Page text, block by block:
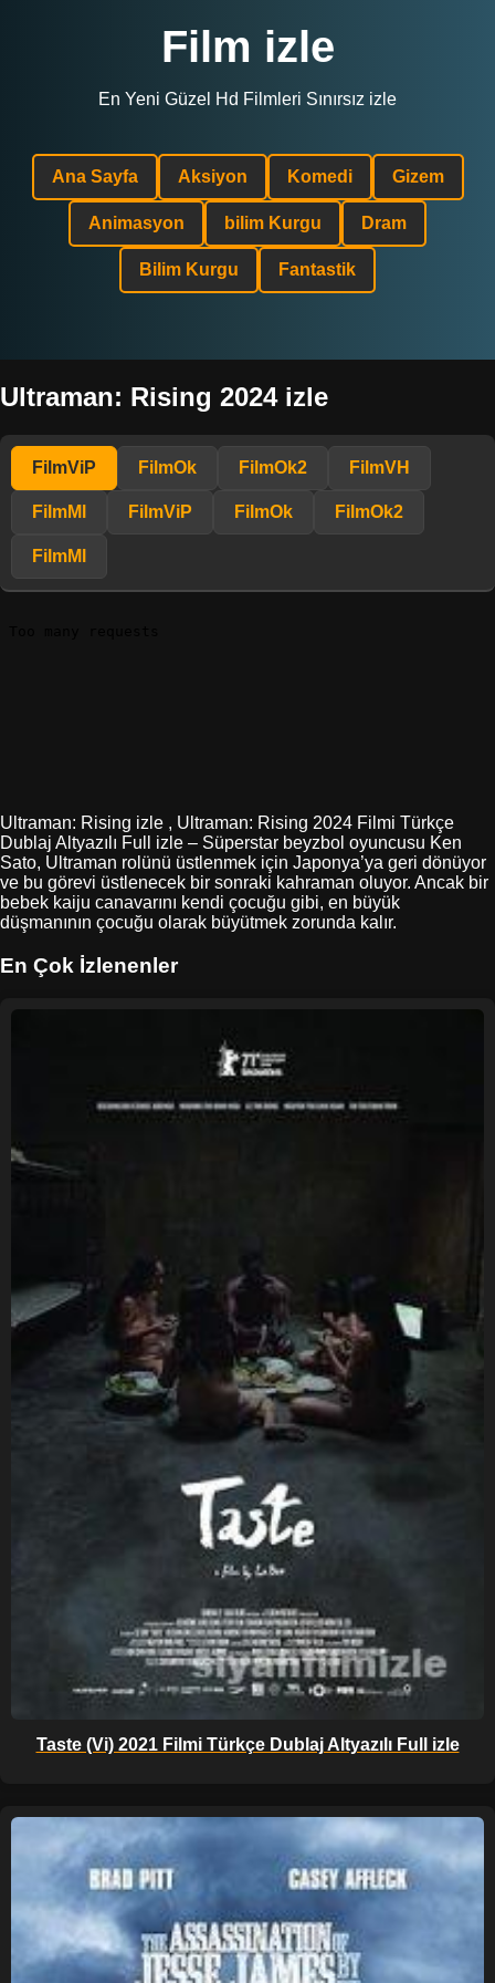
Film izle
En Yeni Güzel Hd Filmleri Sınırsız izle
Ana Sayfa Aksiyon Komedi Gizem
Animasyon bilim Kurgu Dram
Bilim Kurgu Fantastik
Ultraman: Rising 2024 izle
FilmViP FilmOk FilmOk2 FilmVH
FilmMl FilmViP FilmOk FilmOk2
FilmMl
Ultraman: Rising izle , Ultraman: Rising 2024 Filmi Türkçe
Dublaj Altyazılı Full izle – Süperstar beyzbol oyuncusu Ken
Sato, Ultraman rolünü üstlenmek için Japonya’ya geri dönüyor
ve bu görevi üstlenecek bir sonraki kahraman oluyor. Ancak bir
bebek kaiju canavarını kendi çocuğu gibi, en büyük
düşmanının çocuğu olarak büyütmek zorunda kalır.
En Çok İzlenenler
Taste (Vi) 2021 Filmi Türkçe Dublaj Altyazılı Full izle